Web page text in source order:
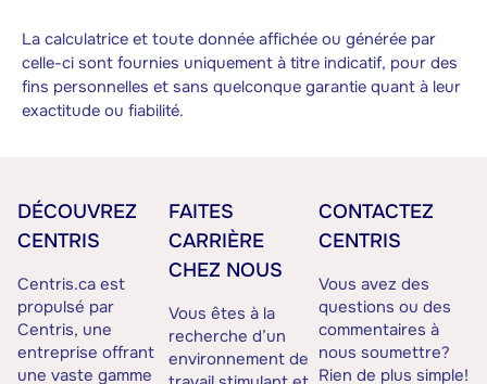
La calculatrice et toute donnée affichée ou générée par
celle-ci sont fournies uniquement à titre indicatif, pour des
fins personnelles et sans quelconque garantie quant à leur
exactitude ou fiabilité.
DÉCOUVREZ
CENTRIS
Centris.ca est
propulsé par
Centris, une
entreprise offrant
une vaste gamme
FAITES
CARRIÈRE
CHEZ NOUS
Vous êtes à la
recherche d’un
environnement de
CONTACTEZ
CENTRIS
Vous avez des
questions ou des
commentaires à
nous soumettre?
Rien de plus simple!